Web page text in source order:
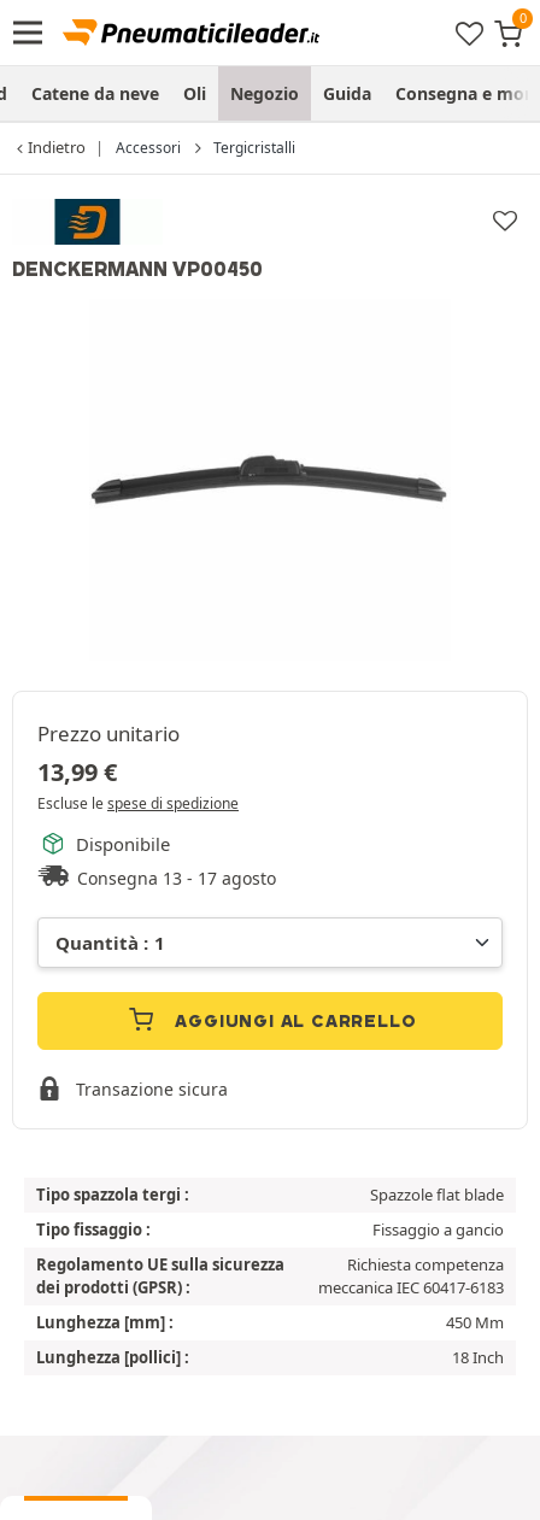
Catene da neve Oli Negozio Guida Consegna e
Indietro Accessori Tergicristalli
DENCKERMANN VP00450
Prezzo unitario
13,99€
Escluse lespese di spedizione
Disponibile
Consegna 13 - 17 agosto
AGGIUNGI AL CARRELLO
Transazione sicura
Tipo spazzola tergi :
Spazzole flat blade
Tipo fissaggio :
Fissaggio a gancio
Regolamento UE sulla sicurezza
dei prodotti (GPSR) :
Richiesta competenza
meccanica IEC 60417-6183
Lunghezza [mm] :
450 Mm
Lunghezza [pollici] :
18 Inch